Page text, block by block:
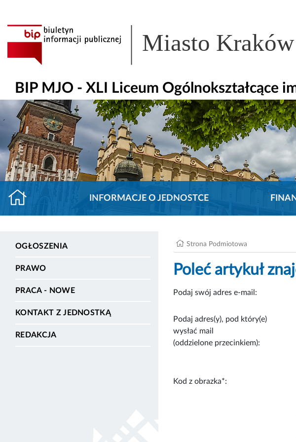
Miasto Kraków
BIP MJO - XLI Liceum Ogólnokształcące
INFORMACJE O JEDNOSTCE
OGŁOSZENIA
PRAWO
PRACA - NOWE
KONTAKT Z JEDNOSTKĄ
REDAKCJA
Strona Podmiotowa
Poleć artykuł
Podaj swój adres e-mail:
Podaj adres(y), pod który(e)
wysłać mail
(oddzielone przecinkiem):
Kod z obrazka*: